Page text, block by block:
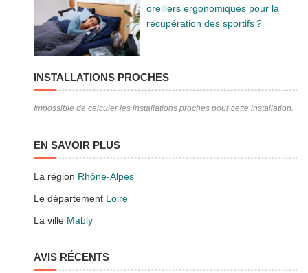
oreillers ergonomiques pour la
récupération des sportifs ?
INSTALLATIONS PROCHES
Impossible de calculer les installations proches pour cette installation.
EN SAVOIR PLUS
La région Rhône-Alpes
Le département Loire
La ville Mably
AVIS RÉCENTS